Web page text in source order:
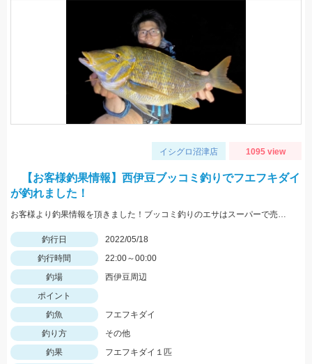
イシグロ沼津店 1095 view
【お客様釣果情報】西伊豆ブッコミ釣りでフエフキダイ
が釣れました！
お客様より釣果情報を頂きました！ブッコミ釣りのエサはスーパーで売っているムツッコ。短い釣行時間で時合を逃さずヒットさせました。
釣行日
2022/05/18
釣行時間
22:00～00:00
釣場
西伊豆周辺
ポイント
釣魚
フエフキダイ
釣り方
その他
釣果
フエフキダイ１匹